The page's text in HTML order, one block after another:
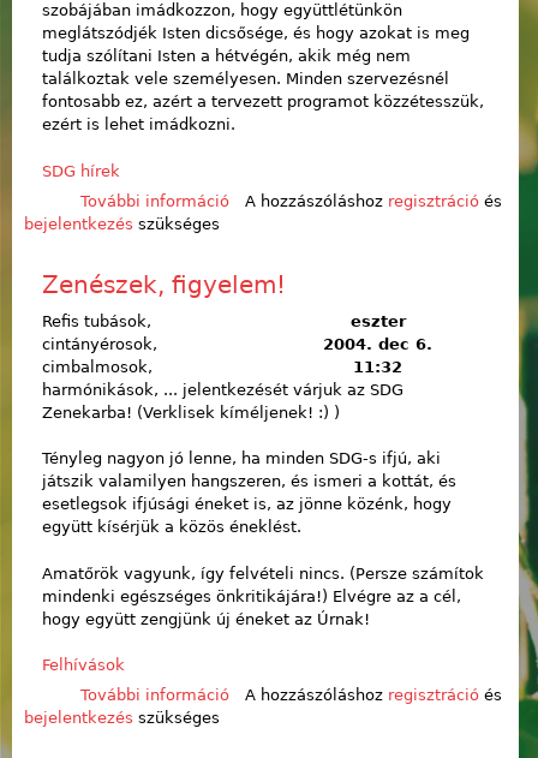
szobájában imádkozzon, hogy együttlétünkön
meglátszódjék Isten dicsősége, és hogy azokat is meg
tudja szólítani Isten a hétvégén, akik még nem
találkoztak vele személyesen. Minden szervezésnél
fontosabb ez, azért a tervezett programot közzétesszük,
ezért is lehet imádkozni.
SDG hírek
További információKarácsonyi programtervezet, 2004
A hozzászóláshoz regisztrációés
bejelentkezés szükséges
Zenészek, figyelem!
eszter
2004. dec 6.
11:32
Refis tubások,
cintányérosok,
cimbalmosok,
harmónikások, ... jelentkezését várjuk az SDG
Zenekarba! (Verklisek kíméljenek! :) )
Tényleg nagyon jó lenne, ha minden SDG-s ifjú, aki
játszik valamilyen hangszeren, és ismeri a kottát, és
esetlegsok ifjúsági éneket is, az jönne közénk, hogy
együtt kísérjük a közös éneklést.
Amatőrök vagyunk, így felvételi nincs. (Persze számítok
mindenki egészséges önkritikájára!) Elvégre az a cél,
hogy együtt zengjünk új éneket az Úrnak!
Felhívások
További információZenészek, figyelem! tartalommal
A hozzászóláshoz regisztrációés
bejelentkezés szükséges